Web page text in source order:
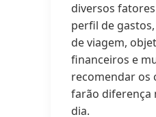
diversos
perfil de
de viagem,
financeiros e
recomendar os
farão diferença
dia.